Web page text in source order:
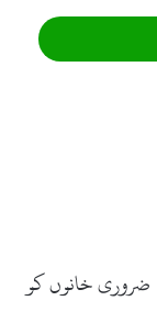
ضروری خانوں کو